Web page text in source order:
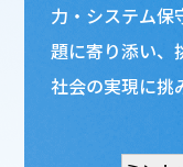
力・システム保
題に寄り添い、
社会の実現に挑